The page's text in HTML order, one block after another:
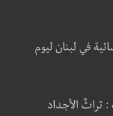
في لبنان ليوم
: تراثٌ الأجداد